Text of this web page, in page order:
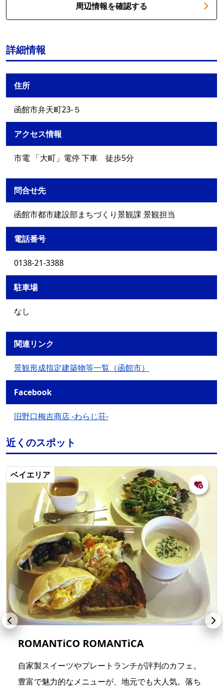
周辺情報を確認する
詳細情報
住所
函館市弁天町23-５
アクセス情報
市電 「大町」電停 下車 徒歩5分
問合せ先
函館市都市建設部まちづくり景観課 景観担当
電話番号
0138-21-3388
駐車場
なし
関連リンク
景観形成指定建築物等一覧（函館市）
Facebook
旧野口梅吉商店 -わらじ荘-
近くのスポット
ベイエリア
ROMANTiCO ROMANTiCA
自家製スイーツやプレートランチが評判のカフェ。
豊富で魅力的なメニューが、地元でも大人気。落ち